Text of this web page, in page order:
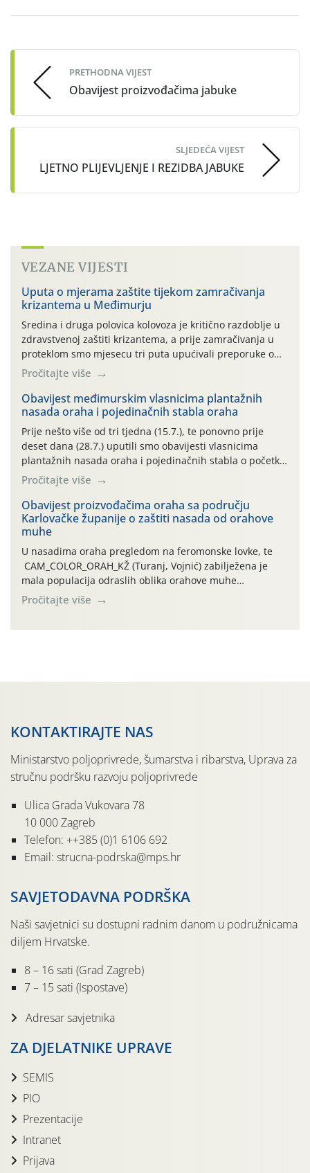
navigation
PRETHODNA VIJEST
Obavijest proizvođačima jabuke
SLJEDEĆA VIJEST
LJETNO PLIJEVLJENJE I REZIDBA JABUKE
VEZANE VIJESTI
Uputa o mjerama zaštite tijekom zamračivanja
krizantema u Međimurju
Sredina i druga polovica kolovoza je kritično razdoblje u
zdravstvenoj zaštiti krizantema, a prije zamračivanja u
proteklom smo mjesecu tri puta upućivali preporuke o
preventivnim mjerama zaštite krizantema od najčešćih
uzročnika bolesti, štetnika i fito-fagnih grinja (23.7., 14.7.,
06.7.)! Na početku ovog mjeseca je zabilježeno je
povijesno i ekstremno vruće meteorološko razdoblje, uz
najviše temperature […]
Pročitajte više
Obavijest međimurskim vlasnicima plantažnih
nasada oraha i pojedinačnih stabla oraha
Prije nešto više od tri tjedna (15.7.), te ponovno prije
deset dana (28.7.) uputili smo obavijesti vlasnicima
plantažnih nasada oraha i pojedinačnih stabla o početku
leta i ovogodišnjoj potrebi usmjerenog suzbijanja
orahove muhe (Rhagoletis completa)! Već dvanaest dana
traje drugi ovogodišnji “toplinski udar”, koji naročito
izražen zadnja šest dana (31.7.-05.8.), jer najviše
temperature zraka svakodnevno […]
Pročitajte više
Obavijest proizvođačima oraha sa području
Karlovačke županije o zaštiti nasada od orahove
muhe
U nasadima oraha pregledom na feromonske lovke, te
CAM_COLOR_ORAH_KŽ (Turanj, Vojnić) zabilježena je
mala populacija odraslih oblika orahove muhe
(Rhagoletis completa). Niska brojnost može se objasniti
činjenicom da je riječ o mladim nasadima s vrlo malim
Pročitajte više
KONTAKTIRAJTE NAS
Ministarstvo poljoprivrede, šumarstva i ribarstva, Uprava za
stručnu podršku razvoju poljoprivrede
Ulica Grada Vukovara 78
10 000 Zagreb
Telefon: ++385 (0)1 6106 692
Email: strucna-podrska@mps.hr
SAVJETODAVNA PODRŠKA
Naši savjetnici su dostupni radnim danom u podružnicama
diljem Hrvatske.
8 – 16 sati (Grad Zagreb)
7 – 15 sati (Ispostave)
Adresar savjetnika
ZA DJELATNIKE UPRAVE
SEMIS
PIO
Prezentacije
Intranet
Prijava